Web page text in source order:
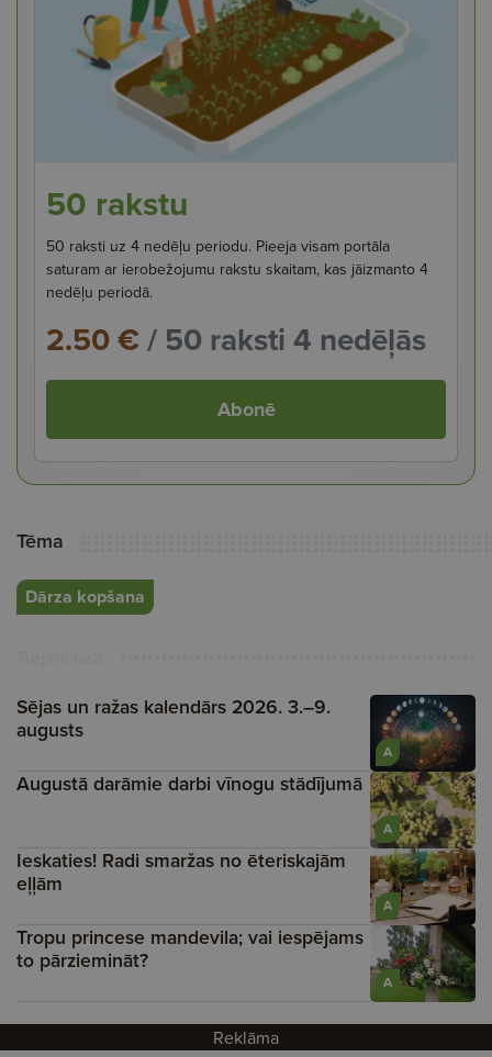
50 rakstu
50 raksti uz 4 nedēļu periodu. Pieeja visam portāla
saturam ar ierobežojumu rakstu skaitam, kas jāizmanto 4
nedēļu periodā.
2.50 € / 50 raksti 4 nedēļās
Abonē
Tēma
Dārza kopšana
A
Sējas un ražas kalendārs 2026. 3.–9.
augusts
A
Augustā darāmie darbi vīnogu stādījumā
A
Ieskaties! Radi smaržas no ēteriskajām
eļļām
A
Tropu princese mandevila; vai iespējams
to pārziemināt?
Reklāma